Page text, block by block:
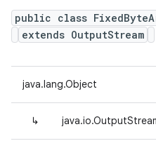
public class
extends OutputStream
java.lang.Object
↳